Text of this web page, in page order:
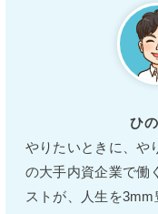
ひ
やりたいときに、や
の大手内資企業で働
ストが、人生を